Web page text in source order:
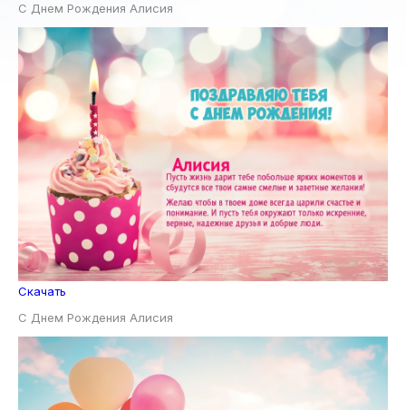
С Днем Рождения Алисия
Скачать
С Днем Рождения Алисия